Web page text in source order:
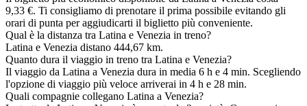
9,33 €. Ti consigliamo di prenotare il prima possibile evitando gli
orari di punta per aggiudicarti il biglietto più conveniente.
Qual è la distanza tra Latina e Venezia in treno?
Latina e Venezia distano 444,67 km.
Quanto dura il viaggio in treno tra Latina e Venezia?
Il viaggio da Latina a Venezia dura in media 6 h e 4 min. Scegliendo
l'opzione di viaggio più veloce arriverai in 4 h e 28 min.
Quali compagnie collegano Latina a Venezia?